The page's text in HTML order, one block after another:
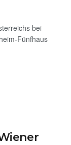
bei
Fünfhaus